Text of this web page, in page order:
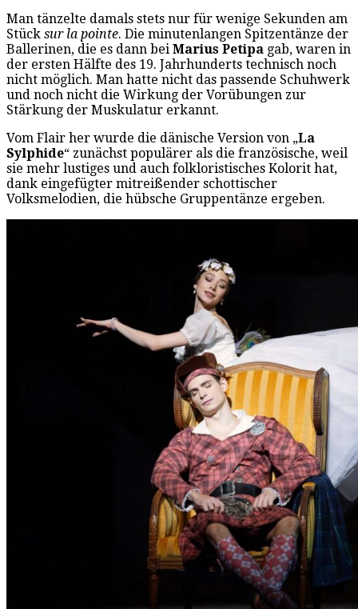
Man tänzelte damals stets nur für wenige Sekunden am
Stück sur la pointe. Die minutenlangen Spitzentänze der
Ballerinen, die es dann bei Marius Petipa gab, waren in
der ersten Hälfte des 19. Jahrhunderts technisch noch
nicht möglich. Man hatte nicht das passende Schuhwerk
und noch nicht die Wirkung der Vorübungen zur
Stärkung der Muskulatur erkannt.
Vom Flair her wurde die dänische Version von „La
Sylphide“ zunächst populärer als die französische, weil
sie mehr lustiges und auch folkloristisches Kolorit hat,
dank eingefügter mitreißender schottischer
Volksmelodien, die hübsche Gruppentänze ergeben.